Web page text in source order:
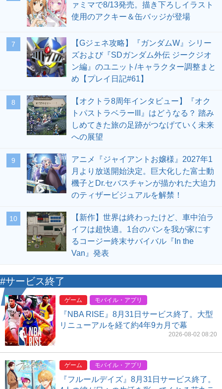
ァミマで8/13発売。描き下ろしイラスト
使用のアクキー＆缶バッジが登場
7
【Gジェネ攻略】『ガンダムW』シリー
ズおよび『SDガンダム外伝 ジークジオ
ン編』のユニット/キャラクター調整まと
め【プレイ日記#61】
8
【オクトラ8周年インタビュー】『オク
トパストラベラーIII』はどうなる？ 踏み
しめてきた旅の足跡がつなげていく未来
への展望
9
アニメ『ジャイアントお嬢様』2027年1
月より放送開始決定。巨大化した富士動
機子とDr.セバスチャンが描かれた大迫力
のティザービジュアルを解禁！
10
【新作】世界は終わったけど、車中泊ラ
イフは超快適。1台のバンを我が家にす
るコージー終末サバイバル『In the
Van』発表
#サービス終了
ゲーム モバイル・アプリ
『NBA RISE』8月31日サービス終了。大型
リニューアルを経て約4年9カ月で幕
2026-08-02 08:20
ゲーム モバイル・アプリ
『フルールデイズ』8月31日サービス終了。